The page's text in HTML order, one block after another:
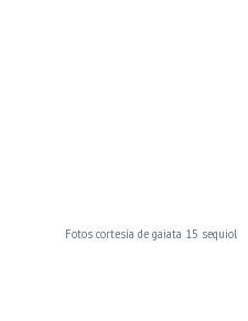
Fotos cortesía de gaiata 15 sequiol